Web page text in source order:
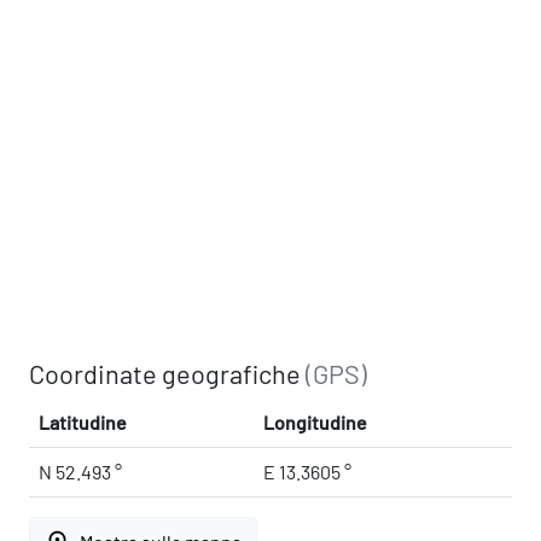
Coordinate geografiche(GPS)
Latitudine Longitudine
N 52.493 ° E 13.3605 °